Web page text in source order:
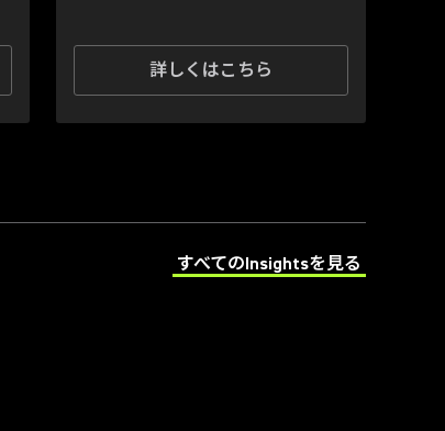
詳しくはこちら
すべてのInsightsを見る
(Opens in a new tab)